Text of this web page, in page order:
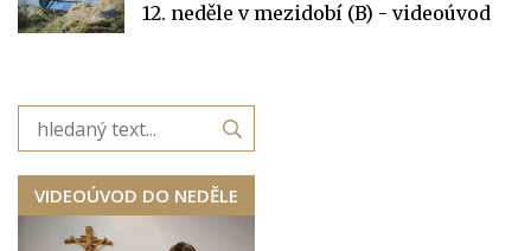
12. neděle v mezidobí (B) - videoúvod
VIDEOÚVOD DO NEDĚLE